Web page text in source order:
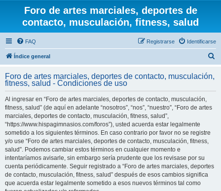
Foro de artes marciales, deportes de
contacto, musculación, fitness, salud
FAQ Identificarse
Registrarse
Índice general
c
Foro de artes marciales, deportes de contacto, musculación,
fitness, salud - Condiciones de uso
Al ingresar en “Foro de artes marciales, deportes de contacto, musculación,
fitness, salud” (de aquí en adelante “nosotros”, “nos”, “nuestro”, “Foro de artes
marciales, deportes de contacto, musculación, fitness, salud”,
“https://www.hispagimnasios.com/foros”), usted acuerda estar legalmente
sometido a los siguientes términos. En caso contrario por favor no se registre
y/o use “Foro de artes marciales, deportes de contacto, musculación, fitness,
salud”. Podemos cambiar estos términos en cualquier momento e
intentaríamos avisarle, sin embargo sería prudente que los revisase por su
cuenta periódicamente. Seguir registrado a “Foro de artes marciales, deportes
de contacto, musculación, fitness, salud” después de esos cambios significa
que acuerda estar legalmente sometido a esos nuevos términos tal como